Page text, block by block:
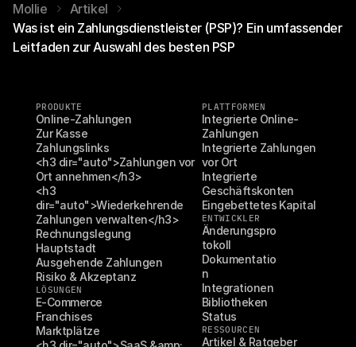
Mollie
Artikel
Was ist ein Zahlungsdienstleister (PSP)? Ein umfassender
Leitfaden zur Auswahl des besten PSP
PRODUKTE
Online-Zahlungen
Zur Kasse
Zahlungslinks
<h3 dir="auto">Zahlungen vor
Ort annehmen</h3>
<h3
dir="auto">Wiederkehrende
Zahlungen verwalten</h3>
Rechnungslegung
Hauptstadt
Ausgehende Zahlungen
Risiko & Akzeptanz
LÖSUNGEN
E-Commerce
Franchises
Marktplätze
PLATTFORMEN
Integrierte Online-
Zahlungen
Integrierte Zahlungen
vor Ort
Integrierte
Geschäftskonten
Eingebettetes Kapital
ENTWICKLER
Änderungspro
tokoll
Dokumentatio
n
Integrationen
Bibliotheken
Status
RESSOURCEN
Artikel & Ratgeber